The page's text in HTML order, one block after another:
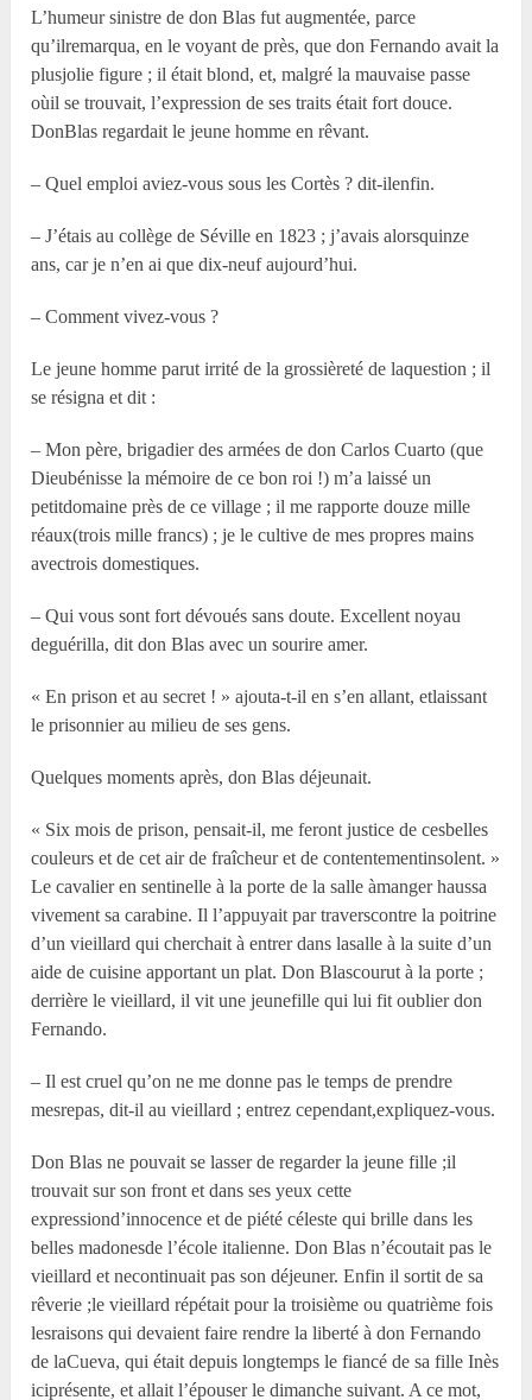
L’humeur sinistre de don Blas fut augmentée, parce
qu’ilremarqua, en le voyant de près, que don Fernando avait la
plusjolie figure ; il était blond, et, malgré la mauvaise passe
oùil se trouvait, l’expression de ses traits était fort douce.
DonBlas regardait le jeune homme en rêvant.
– Quel emploi aviez-vous sous les Cortès ? dit-ilenfin.
– J’étais au collège de Séville en 1823 ; j’avais alorsquinze
ans, car je n’en ai que dix-neuf aujourd’hui.
– Comment vivez-vous ?
Le jeune homme parut irrité de la grossièreté de laquestion ; il
se résigna et dit :
– Mon père, brigadier des armées de don Carlos Cuarto (que
Dieubénisse la mémoire de ce bon roi !) m’a laissé un
petitdomaine près de ce village ; il me rapporte douze mille
réaux(trois mille francs) ; je le cultive de mes propres mains
avectrois domestiques.
– Qui vous sont fort dévoués sans doute. Excellent noyau
deguérilla, dit don Blas avec un sourire amer.
« En prison et au secret ! » ajouta-t-il en s’en allant, etlaissant
le prisonnier au milieu de ses gens.
Quelques moments après, don Blas déjeunait.
« Six mois de prison, pensait-il, me feront justice de cesbelles
couleurs et de cet air de fraîcheur et de contentementinsolent. »
Le cavalier en sentinelle à la porte de la salle àmanger haussa
vivement sa carabine. Il l’appuyait par traverscontre la poitrine
d’un vieillard qui cherchait à entrer dans lasalle à la suite d’un
aide de cuisine apportant un plat. Don Blascourut à la porte ;
derrière le vieillard, il vit une jeunefille qui lui fit oublier don
Fernando.
– Il est cruel qu’on ne me donne pas le temps de prendre
mesrepas, dit-il au vieillard ; entrez cependant,expliquez-vous.
Don Blas ne pouvait se lasser de regarder la jeune fille ;il
trouvait sur son front et dans ses yeux cette
expressiond’innocence et de piété céleste qui brille dans les
belles madonesde l’école italienne. Don Blas n’écoutait pas le
vieillard et necontinuait pas son déjeuner. Enfin il sortit de sa
rêverie ;le vieillard répétait pour la troisième ou quatrième fois
lesraisons qui devaient faire rendre la liberté à don Fernando
de laCueva, qui était depuis longtemps le fiancé de sa fille Inès
iciprésente, et allait l’épouser le dimanche suivant. A ce mot,